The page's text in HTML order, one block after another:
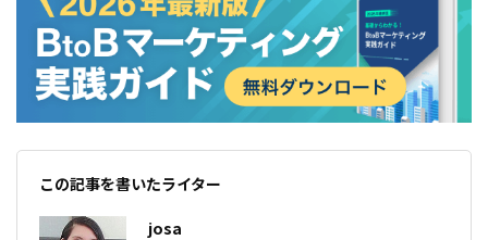
この記事を書いたライター
josa